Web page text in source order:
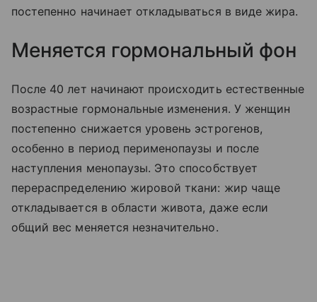
постепенно начинает откладываться в виде жира.
Меняется гормональный фон
После 40 лет начинают происходить естественные
возрастные гормональные изменения. У женщин
постепенно снижается уровень эстрогенов,
особенно в период перименопаузы и после
наступления менопаузы. Это способствует
перераспределению жировой ткани: жир чаще
откладывается в области живота, даже если
общий вес меняется незначительно.